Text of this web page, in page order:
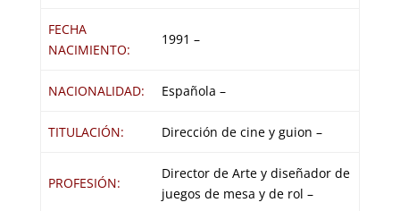
FECHA
NACIMIENTO:
1991 –
NACIONALIDAD: Española –
TITULACIÓN: Dirección de cine y guion –
PROFESIÓN:
Director de Arte y diseñador de
juegos de mesa y de rol –